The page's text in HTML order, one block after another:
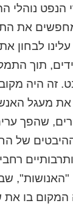
הנפט נוהלי
את
לבחון
תוך
זה היה
מעגל
שהפך
של
ותרבותיים
בו